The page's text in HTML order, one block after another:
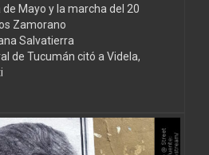
Mayo y la marcha del 20
Zamorano
Salvatierra
de Tucumán citó a Videla,